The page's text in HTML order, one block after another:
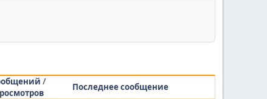
/
Последнее сообщение